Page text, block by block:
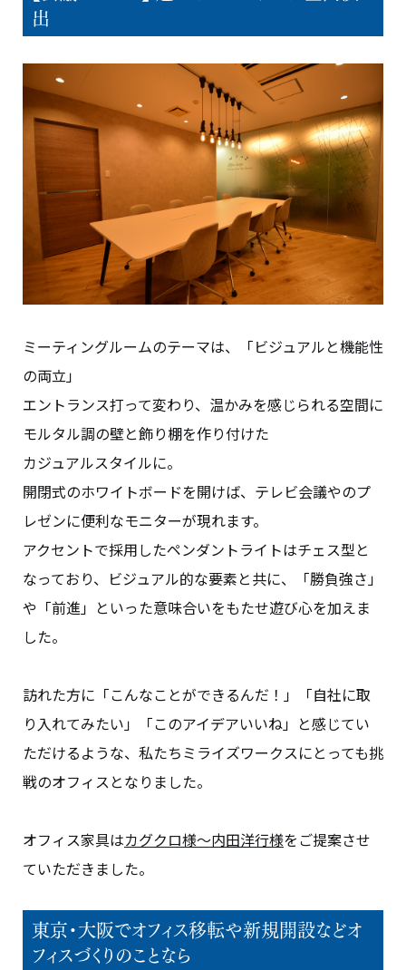
出
ミーティングルームのテーマは、「ビジュアルと機能性
の両立」
エントランス打って変わり、温かみを感じられる空間に
モルタル調の壁と飾り棚を作り付けた
カジュアルスタイルに。
開閉式のホワイトボードを開けば、テレビ会議やのプ
レゼンに便利なモニターが現れます。
アクセントで採用したペンダントライトはチェス型と
なっており、ビジュアル的な要素と共に、「勝負強さ」
や「前進」といった意味合いをもたせ遊び心を加えま
した。
訪れた方に「こんなことができるんだ！」「自社に取
り入れてみたい」「このアイデアいいね」と感じてい
ただけるような、私たちミライズワークスにとっても挑
戦のオフィスとなりました。
オフィス家具はカグクロ様～内田洋行様をご提案させ
ていただきました。
東京・大阪でオフィス移転や新規開設などオ
フィスづくりのことなら